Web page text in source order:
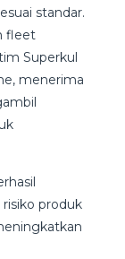
standar.
fleet
Superkul
menerima
produk